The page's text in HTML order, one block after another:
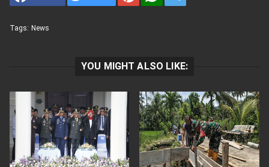
Tags: News
YOU MIGHT ALSO LIKE: